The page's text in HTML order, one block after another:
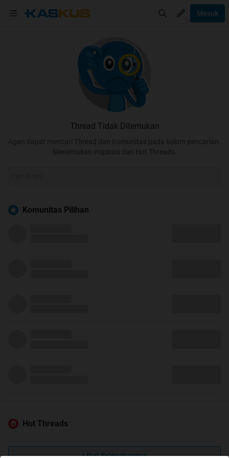
Masuk
Thread Tidak Ditemukan
Agan dapat mencari Thread dan Komunitas pada kolom pencarian.
Menemukan inspirasi dari Hot Threads.
Komunitas Pilihan
Hot Threads
Lihat Selengkapnya